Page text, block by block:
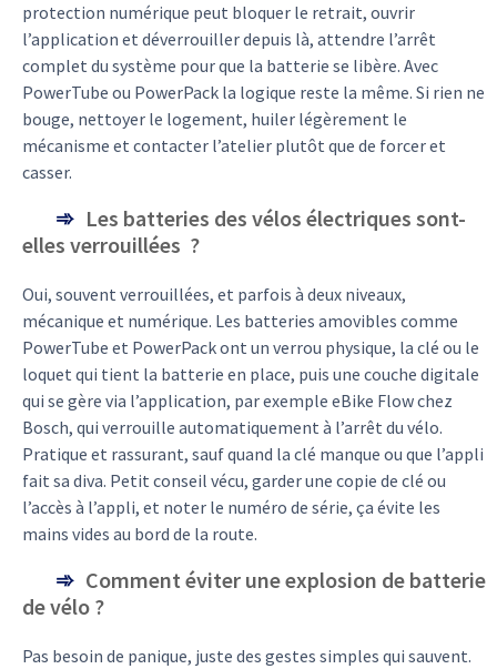
protection numérique peut bloquer le retrait, ouvrir
l’application et déverrouiller depuis là, attendre l’arrêt
complet du système pour que la batterie se libère. Avec
PowerTube ou PowerPack la logique reste la même. Si rien ne
bouge, nettoyer le logement, huiler légèrement le
mécanisme et contacter l’atelier plutôt que de forcer et
casser.
Les batteries des vélos électriques sont-
elles verrouillées ?
Oui, souvent verrouillées, et parfois à deux niveaux,
mécanique et numérique. Les batteries amovibles comme
PowerTube et PowerPack ont un verrou physique, la clé ou le
loquet qui tient la batterie en place, puis une couche digitale
qui se gère via l’application, par exemple eBike Flow chez
Bosch, qui verrouille automatiquement à l’arrêt du vélo.
Pratique et rassurant, sauf quand la clé manque ou que l’appli
fait sa diva. Petit conseil vécu, garder une copie de clé ou
l’accès à l’appli, et noter le numéro de série, ça évite les
mains vides au bord de la route.
Comment éviter une explosion de batterie
de vélo ?
Pas besoin de panique, juste des gestes simples qui sauvent.